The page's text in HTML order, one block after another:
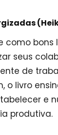
como bons
seus
de
o livro
e
produtiva.